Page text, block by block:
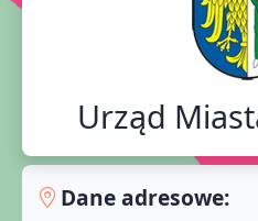
Urząd
Dane adresowe: